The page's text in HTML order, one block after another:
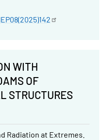
WITH
OF
STRUCTURES
Radiation at Extremes.